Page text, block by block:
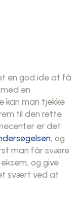
en god ide at få
en
kan man tjekke
til den rette
er det
, og
man får svære
og give
svært ved at